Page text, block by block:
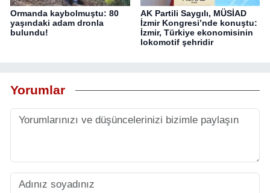
Ormanda kaybolmuştu: 80
yaşındaki adam dronla
bulundu!
AK Partili Saygılı, MÜSİAD
İzmir Kongresi’nde konuştu:
İzmir, Türkiye ekonomisinin
lokomotif şehridir
Yorumlar